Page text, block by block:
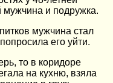
и подружка.
мужчина стал
его уйти.
то в коридоре
на кухню, взяла